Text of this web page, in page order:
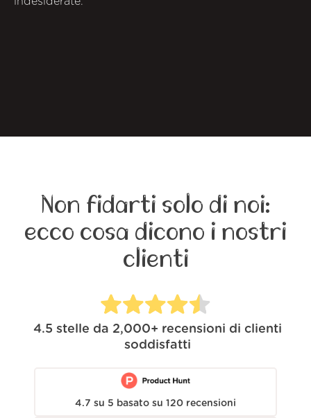
Non fidarti solo di noi:
ecco cosa dicono i nostri
clienti
4.5 stelle da 2,000+ recensioni di clienti
soddisfatti
4.7 su 5 basato su 120 recensioni